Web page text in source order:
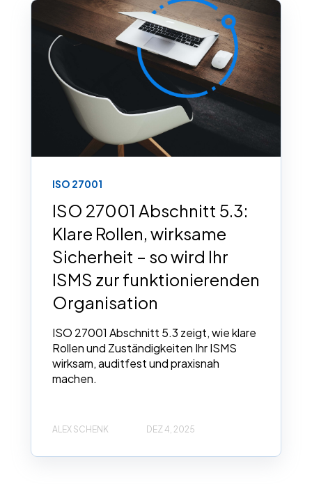
ISO 27001
ISO 27001 Abschnitt 5.3:
Klare Rollen, wirksame
Sicherheit – so wird Ihr
ISMS zur funktionierenden
Organisation
ISO 27001 Abschnitt 5.3 zeigt, wie klare
Rollen und Zuständigkeiten Ihr ISMS
wirksam, auditfest und praxisnah
machen.
ALEX SCHENK DEZ 4, 2025